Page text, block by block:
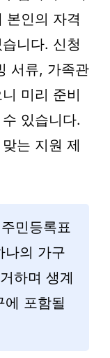
본인의 자격
니다. 신청
서류, 가족관
미리 준비
있습니다.
는 지원 제
민등록표
나의 가구
하며 생계
포함될